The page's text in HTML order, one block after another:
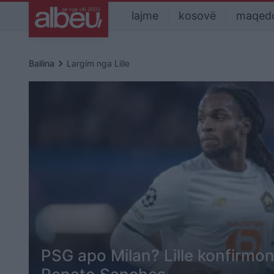
lajme kosovë
Ballina keyboard_arrow_right Largim nga Lille
PSG apo Milan? Lille